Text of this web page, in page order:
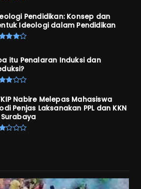
Pendidikan: Konsep dan
Ideologi dalam Pendidikan
itu Penalaran Induksi dan
Nabire Melepas Mahasiswa
Penjas Laksanakan PPL dan KKN